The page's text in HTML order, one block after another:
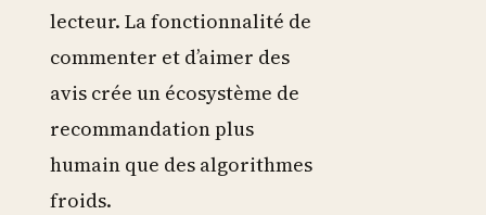
lecteur. La fonctionnalité de
commenter et d’aimer des
avis crée un écosystème de
recommandation plus
humain que des algorithmes
froids.